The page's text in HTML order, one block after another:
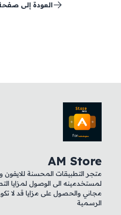
العودة إلى
AM Store
متجر التطبيقات المحسنة للايفون
لمستخدمينه الى الوصول لمزايا
مجاني والحصول على مزايا قد لا
الرسمية